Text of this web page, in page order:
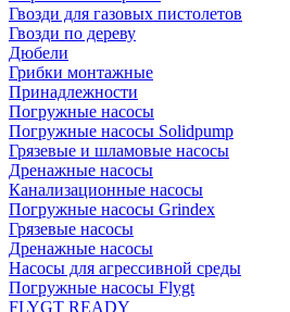
Гвозди для газовых пистолетов
Гвозди по дереву
Дюбели
Грибки монтажные
Принадлежности
Погружные насосы
Погружные насосы Solidpump
Грязевые и шламовые насосы
Дренажные насосы
Канализационные насосы
Погружные насосы Grindex
Грязевые насосы
Дренажные насосы
Насосы для агрессивной среды
Погружные насосы Flygt
FLYGT READY